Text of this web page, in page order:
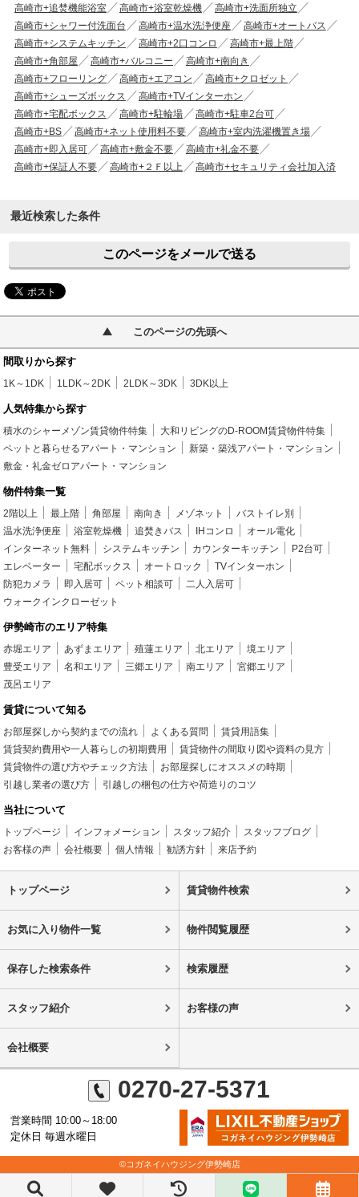
高崎市+追焚機能浴室
高崎市+浴室乾燥機
高崎市+洗面所独立
高崎市+シャワー付洗面台
高崎市+温水洗浄便座
高崎市+オートバス
高崎市+システムキッチン
高崎市+2口コンロ
高崎市+最上階
高崎市+角部屋
高崎市+バルコニー
高崎市+南向き
高崎市+フローリング
高崎市+エアコン
高崎市+クロゼット
高崎市+シューズボックス
高崎市+TVインターホン
高崎市+宅配ボックス
高崎市+駐輪場
高崎市+駐車2台可
高崎市+BS
高崎市+ネット使用料不要
高崎市+室内洗濯機置き場
高崎市+即入居可
高崎市+敷金不要
高崎市+礼金不要
高崎市+保証人不要
高崎市+２Ｆ以上 高崎市+セキュリティ会社加入済
最近検索した条件
このページをメールで送る
このページの先頭へ
間取りから探す
1K～1DK 1LDK～2DK 2LDK～3DK 3DK以上
人気特集から探す
積水のシャーメゾン賃貸物件特集
大和リビングのD-ROOM賃貸物件特集
ペットと暮らせるアパート・マンション
新築・築浅アパート・マンション
敷金・礼金ゼロアパート・マンション
物件特集一覧
2階以上 最上階 角部屋 南向き メゾネット
バストイレ別
温水洗浄便座
浴室乾燥機 追焚きバス IHコンロ
オール電化
インターネット無料
システムキッチン カウンターキッチン
P2台可
エレベーター
宅配ボックス オートロック
TVインターホン
防犯カメラ
即入居可 ペット相談可
二人入居可
ウォークインクローゼット
伊勢崎市のエリア特集
赤堀エリア あずまエリア 殖蓮エリア 北エリア
境エリア
豊受エリア
名和エリア 三郷エリア 南エリア
宮郷エリア
茂呂エリア
賃貸について知る
お部屋探しから契約までの流れ よくある質問
賃貸用語集
賃貸契約費用や一人暮らしの初期費用
賃貸物件の間取り図や資料の見方
賃貸物件の選び方やチェック方法
お部屋探しにオススメの時期
引越し業者の選び方
引越しの梱包の仕方や荷造りのコツ
当社について
トップページ インフォメーション スタッフ紹介
スタッフブログ
お客様の声
会社概要 個人情報 勧誘方針 来店予約
トップページ 賃貸物件検索
お気に入り物件一覧 物件閲覧履歴
保存した検索条件 検索履歴
スタッフ紹介 お客様の声
会社概要
0270-27-5371
営業時間 10:00～18:00
定休日 毎週水曜日
©コガネイハウジング伊勢崎店